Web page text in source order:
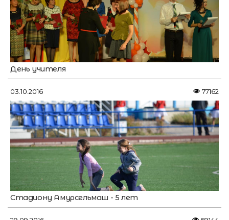
День учителя
03.10.2016 77162
Стадиону Амурсельмаш - 5 лет